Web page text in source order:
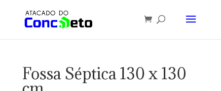
Fossa Séptica 130 x 130